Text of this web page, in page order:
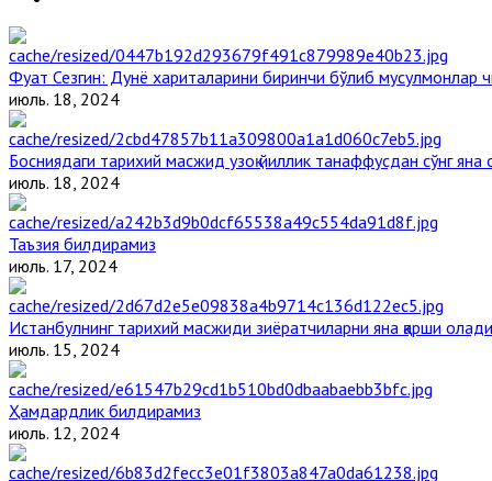
Фуат Сезгин: Дунё хариталарини биринчи бўлиб мусулмонлар
июль. 18, 2024
Босниядаги тарихий масжид узоқ йиллик танаффусдан сўнг яна
июль. 18, 2024
Таъзия билдирамиз
июль. 17, 2024
Истанбулнинг тарихий масжиди зиёратчиларни яна қарши олади
июль. 15, 2024
Ҳамдардлик билдирамиз
июль. 12, 2024